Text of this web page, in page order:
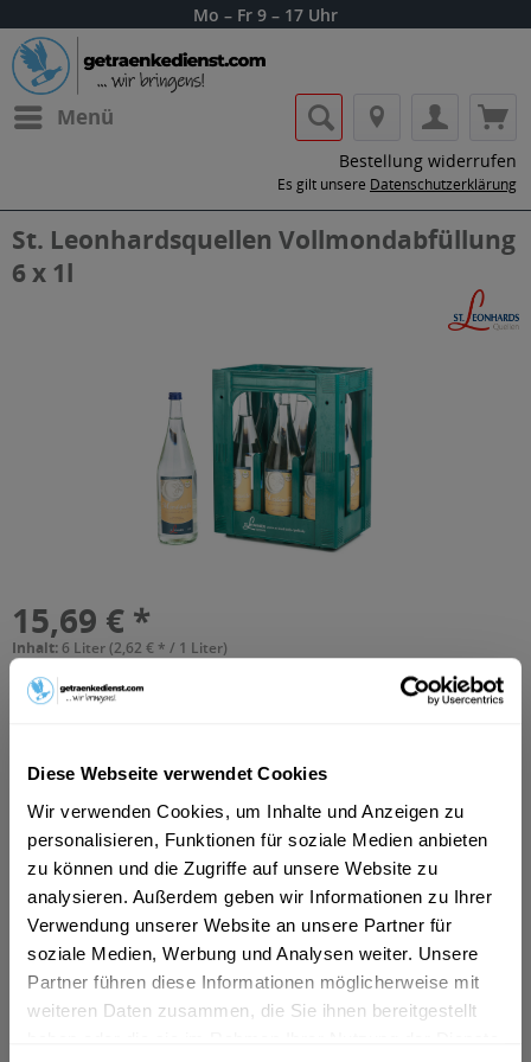
Diese Webseite verwendet Cookies
Wir verwenden Cookies, um Inhalte und Anzeigen zu
personalisieren, Funktionen für soziale Medien anbieten
zu können und die Zugriffe auf unsere Website zu
analysieren. Außerdem geben wir Informationen zu Ihrer
Verwendung unserer Website an unsere Partner für
soziale Medien, Werbung und Analysen weiter. Unsere
Partner führen diese Informationen möglicherweise mit
weiteren Daten zusammen, die Sie ihnen bereitgestellt
Mo – Fr 9 – 17 Uhr
Menü
Bestellung widerrufen
Es gilt unsere Datenschutzerklärung
St. Leonhardsquellen Vollmondabfüllung
6 x 1l
15,69 € *
Inhalt: 6 Liter (2,62 € * / 1 Liter)
Vorrätig
+2,40 € Pfand
In den Warenkorb
Hinzugefügt
Artikel-Nr.: 10538
Beschreibung
1 Liter “Natürliches Mineralwasser” -still- ohne
Kohlensäure. Tägliche Abfüllung am Quellort Bad...mehr